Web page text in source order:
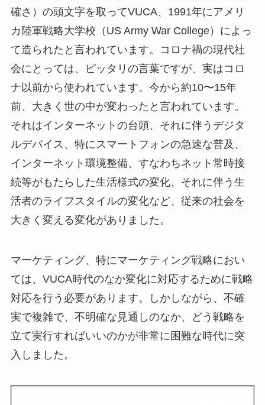
確さ）の頭文字を取ってVUCA、1991年にアメリ
カ陸軍戦略大学校（US Army War College）によっ
て造られたと言われています。コロナ禍の現代社
会にとっては、ピッタリの言葉ですが、実はコロ
ナ以前から使われています。今から約10〜15年
前、大きく世の中が変わったと言われています。
それはインターネットの台頭、それに伴うデジタ
ルデバイス、特にスマートフォンの急速な普及、
インターネット環境整備、すなわちネット常時接
続等がもたらした生活様式の変化、それに伴う生
活者のライフスタイルの変化など、従来の社会を
大きく変える変化がありました。
マーケティング、特にマーケティング戦略におい
ては、VUCA時代のなか変化に対応するために戦略
対応を行う必要があります。しかしながら、不確
実で複雑で、不明確な見通しのなか、どう戦略を
立て実行すればいいのかが非常に困難な時代に突
入しました。